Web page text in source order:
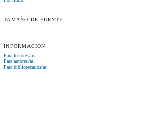
TAMAÑO DE FUENTE
INFORMACIÓN
Para lectores/as
Para autores/as
Para bibliotecarios/as